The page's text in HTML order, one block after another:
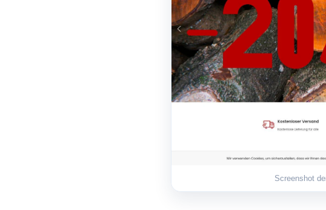
Screenshot